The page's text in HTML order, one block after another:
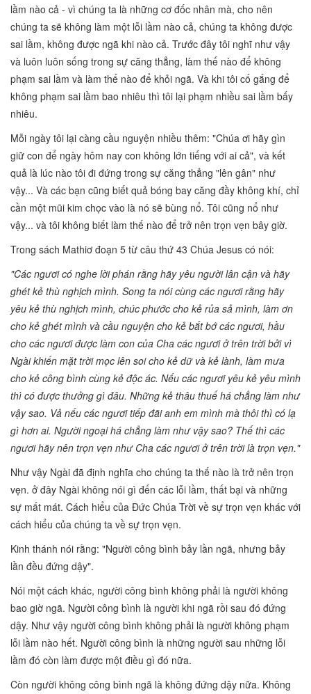
lầm nào cả - vì chúng ta là những cơ đốc nhân mà, cho nên
chúng ta sẽ không làm một lỗi lầm nào cả, chúng ta không được
sai lầm, không được ngã khi nào cả. Trước đây tôi nghĩ như vậy
và luôn luôn sống trong sự căng thẳng, làm thế nào để không
phạm sai lầm và làm thế nào để khỏi ngã. Và khi tôi cố gắng để
không phạm sai lầm bao nhiêu thì tôi lại phạm nhiều sai lầm bấy
nhiêu.
Mỗi ngày tôi lại càng cầu nguyện nhiều thêm: "Chúa ơi hãy gìn
giữ con để ngày hôm nay con không lớn tiếng với ai cả", và kết
quả là lúc nào tôi đi đứng trong sự căng thẳng "lên gân" như
vậy... Và các bạn cũng biết quả bóng bay căng đầy không khí, chỉ
cần một mũi kim chọc vào là nó sẽ bùng nổ. Tôi cũng nổ như
vậy... và tôi không biết làm thế nào để trở nên trọn vẹn bây giờ.
Trong sách Mathiơ đoạn 5 từ câu thứ 43 Chúa Jesus có nói:
"Các ngươi có nghe lời phán rằng hãy yêu người lân cận và hãy
ghét kẻ thù nghịch mình. Song ta nói cùng các ngươi rằng hãy
yêu kẻ thù nghịch mình, chúc phước cho kẻ rủa sả mình, làm ơn
cho kẻ ghét mình và cầu nguyện cho kẻ bắt bớ các ngươi, hầu
cho các ngươi được làm con của Cha các ngươi ở trên trời bởi vì
Ngài khiến mặt trời mọc lên soi cho kẻ dữ và kẻ lành, làm mưa
cho kẻ công bình cùng kẻ độc ác. Nếu các ngươi yêu kẻ yêu mình
thì có được thưởng gì đâu. Những kẻ thâu thuế há chẳng làm như
vậy sao. Vả nếu các ngươi tiếp đãi anh em mình mà thôi thì có lạ
gì hơn ai. Người ngoại há chẳng làm như vậy sao? Thế thì các
ngươi hãy nên trọn vẹn như Cha các ngươi ở trên trời là trọn vẹn."
Như vậy Ngài đã định nghĩa cho chúng ta thế nào là trở nên trọn
vẹn. ở đây Ngài không nói gì đến các lỗi lầm, thất bại và những
sự mất mát. Cách hiểu của Đức Chúa Trời về sự trọn vẹn khác với
cách hiểu của chúng ta về sự trọn vẹn.
Kinh thánh nói rằng: "Người công bình bảy lần ngã, nhưng bảy
lần đều đứng dậy".
Nói một cách khác, người công bình không phải là người không
bao giờ ngã. Người công bình là người khi ngã rồi sau đó đứng
dậy. Như vậy người công bình không phải là người không phạm
lỗi lầm nào hết. Người công bình là những người sau những lỗi
lầm đó còn làm được một điều gì đó nữa.
Còn người không công bình ngã là không đứng dậy nữa. Không